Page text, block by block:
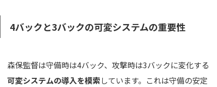
4バックと3バックの可変システムの重要性
森保監督は守備時は4バック、攻撃時は3バックに変化する
可変システムの導入を模索しています。これは守備の安定